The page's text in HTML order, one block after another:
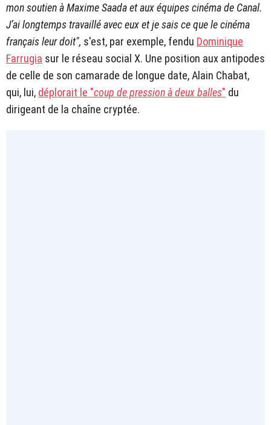
mon soutien à Maxime Saada et aux équipes cinéma de Canal.
J’ai longtemps travaillé avec eux et je sais ce que le cinéma
français leur doit", s'est, par exemple, fendu Dominique
Farrugia sur le réseau social X. Une position aux antipodes
de celle de son camarade de longue date, Alain Chabat,
qui, lui, déplorait le "coup de pression à deux balles" du
dirigeant de la chaîne cryptée.